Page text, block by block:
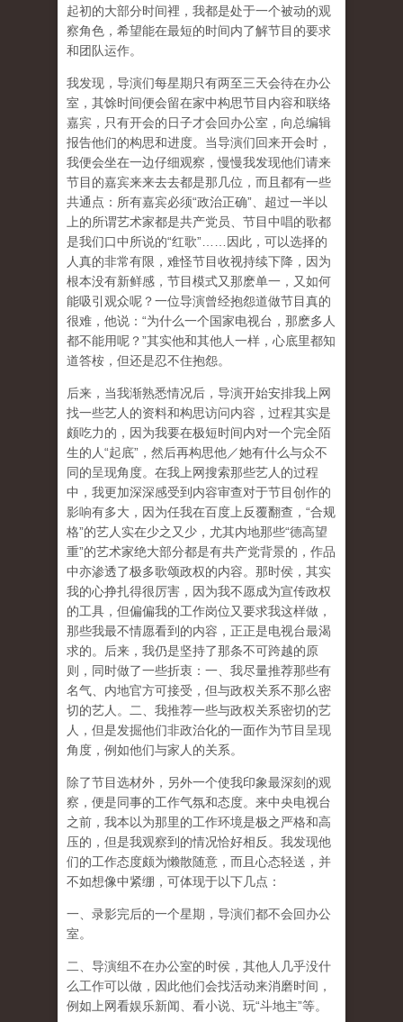
起初的大部分时间裡，我都是处于一个被动的观
察角色，希望能在最短的时间内了解节目的要求
和团队运作。
我发现，导演们每星期只有两至三天会待在办公
室，其馀时间便会留在家中构思节目内容和联络
嘉宾，只有开会的日子才会回办公室，向总编辑
报告他们的构思和进度。当导演们回来开会时，
我便会坐在一边仔细观察，慢慢我发现他们请来
节目的嘉宾来来去去都是那几位，而且都有一些
共通点：所有嘉宾必须“政治正确”、超过一半以
上的所谓艺术家都是共产党员、节目中唱的歌都
是我们口中所说的“红歌”……因此，可以选择的
人真的非常有限，难怪节目收视持续下降，因为
根本没有新鲜感，节目模式又那麽单一，又如何
能吸引观众呢？一位导演曾经抱怨道做节目真的
很难，他说：“为什么一个国家电视台，那麽多人
都不能用呢？”其实他和其他人一样，心底里都知
道答桉，但还是忍不住抱怨。
后来，当我渐熟悉情况后，导演开始安排我上网
找一些艺人的资料和构思访问内容，过程其实是
颇吃力的，因为我要在极短时间内对一个完全陌
生的人“起底”，然后再构思他／她有什么与众不
同的呈现角度。在我上网搜索那些艺人的过程
中，我更加深深感受到内容审查对于节目创作的
影响有多大，因为任我在百度上反覆翻查，“合规
格”的艺人实在少之又少，尤其内地那些“德高望
重”的艺术家绝大部分都是有共产党背景的，作品
中亦渗透了极多歌颂政权的内容。那时侯，其实
我的心挣扎得很厉害，因为我不愿成为宣传政权
的工具，但偏偏我的工作岗位又要求我这样做，
那些我最不情愿看到的内容，正正是电视台最渴
求的。后来，我仍是坚持了那条不可跨越的原
则，同时做了一些折衷：一、我尽量推荐那些有
名气、内地官方可接受，但与政权关系不那么密
切的艺人。二、我推荐一些与政权关系密切的艺
人，但是发掘他们非政治化的一面作为节目呈现
角度，例如他们与家人的关系。
除了节目选材外，另外一个使我印象最深刻的观
察，便是同事的工作气氛和态度。来中央电视台
之前，我本以为那里的工作环境是极之严格和高
压的，但是我观察到的情况恰好相反。我发现他
们的工作态度颇为懒散随意，而且心态轻送，并
不如想像中紧绷，可体现于以下几点：
一、录影完后的一个星期，导演们都不会回办公
室。
二、导演组不在办公室的时侯，其他人几乎没什
么工作可以做，因此他们会找活动来消磨时间，
例如上网看娱乐新闻、看小说、玩“斗地主”等。